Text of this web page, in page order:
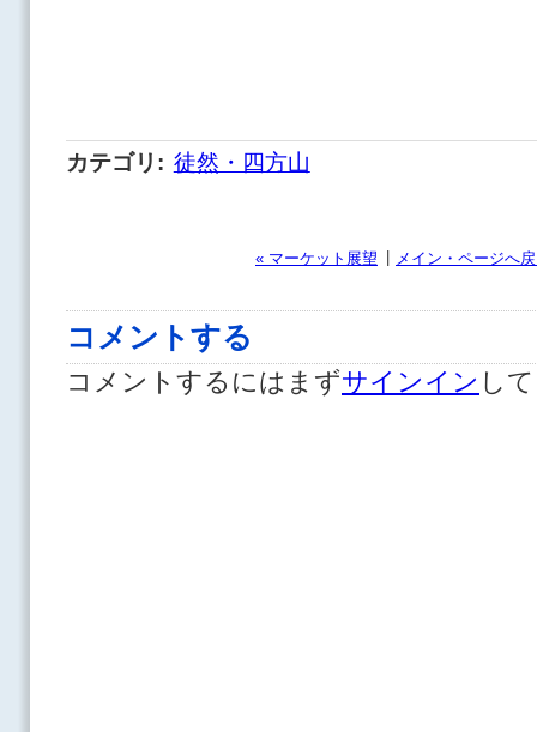
カテゴリ : 徒然・四方山
« マーケット展望 | メイン・ページへ
コメントする
コメントするにはまずサインイン し